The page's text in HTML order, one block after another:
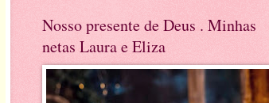
Nosso presente de Deus . Minhas
netas Laura e Eliza